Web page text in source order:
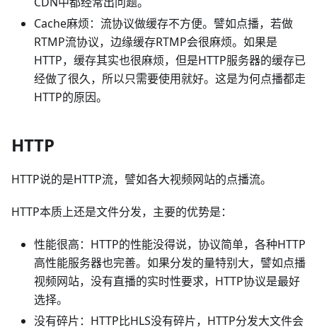
Cache麻烦：流协议做缓存不方便。譬如点播，若做
RTMP流协议，边缘缓存RTMP会很麻烦。如果是
HTTP，缓存其实也很麻烦，但是HTTP服务器的缓存已
经做了很久，所以只需要使用就好。这是为何点播都走
HTTP的原因。
HTTP
HTTP说的是HTTP流，譬如各大视频网站的点播流。
HTTP本质上还是文件分发，主要的优势是：
性能很高：HTTP的性能没得说，协议简单，各种HTTP
高性能服务器也完善。如果分发的量特别大，譬如点播
视频网站，没有直播的实时性要求，HTTP协议是最好
选择。
没有碎片：HTTP比HLS没有碎片，HTTP分发大文件会